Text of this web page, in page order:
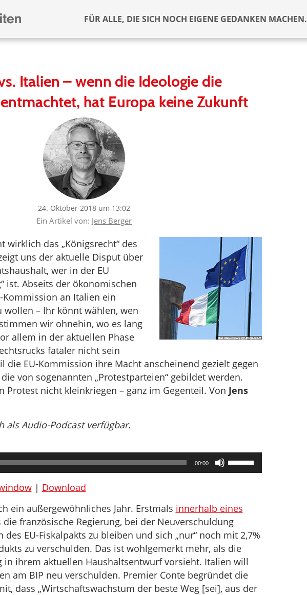
FÜR ALLE, DIE SICH NOCH EIGENE GEDANKEN MACHEN.
Italien – wenn die Ideologie die
hat Europa keine Zukunft
24. Oktober 2018 um 13:02
Ein Artikel von: Jens Berger
wirklich das „Königsrecht“ des
uns der aktuelle Disput über
wer in der EU
ist. Abseits der ökonomischen
Kommission an Italien ein
wollen – Ihr könnt wählen, wen
wir ohnehin, wo es lang
allem in der aktuellen Phase
fataler nicht sein
die EU-Kommission ihre Macht anscheinend gezielt gegen
von sogenannten „Protestparteien“ gebildet werden.
Protest nicht kleinkriegen – ganz im Gegenteil. Von Jens
als Audio-Podcast verfügbar.
00:00
Pfeiltasten
Hoch/Runter
die
Lautstärke
zu
regeln.
| Download
ein außergewöhnliches Jahr. Erstmals innerhalb eines
die französische Regierung, bei der Neuverschuldung
EU-Fiskalpakts zu bleiben und sich „nur“ noch mit 2,7%
zu verschulden. Das ist wohlgemerkt mehr, als die
in ihrem aktuellen Haushaltsentwurf vorsieht. Italien will
am BIP neu verschulden. Premier Conte begründet die
dass „Wirtschaftswachstum der beste Weg [sei], aus der